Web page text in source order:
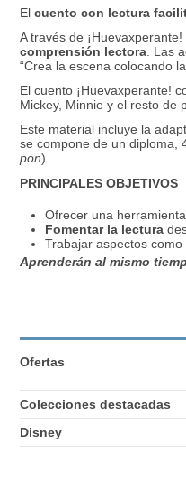
El cuento con lectura
A través de
comprensión lectora. Las
“Crea la escena colocando
El cuento ¡Huevaxperante!
Mickey, Minnie y el resto de
Este material incluye la
se compone de un diploma,
pon)…
PRINCIPALES OBJETIVOS
Ofrecer una
Fomentar la lectura
Trabajar aspectos como
Aprenderán al mismo
Ofertas
Colecciones destacadas
Disney